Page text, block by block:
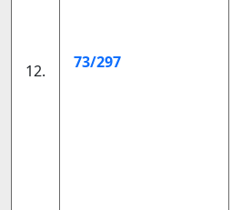
12. 73/297